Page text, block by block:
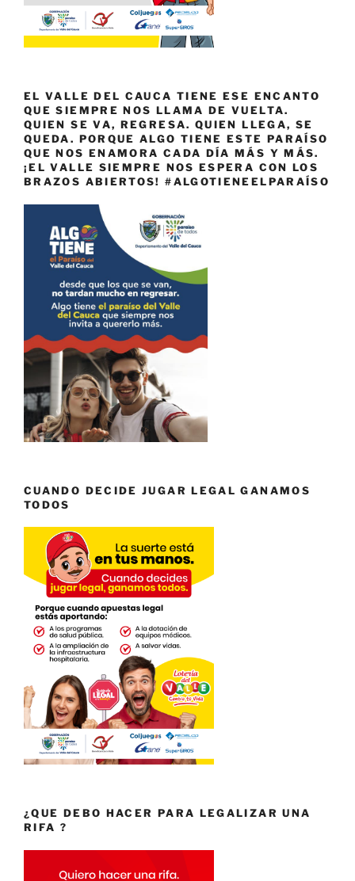
EL VALLE DEL CAUCA TIENE ESE ENCANTO
QUE SIEMPRE NOS LLAMA DE VUELTA.
QUIEN SE VA, REGRESA. QUIEN LLEGA, SE
QUEDA. PORQUE ALGO TIENE ESTE PARAÍSO
QUE NOS ENAMORA CADA DÍA MÁS Y MÁS.
¡EL VALLE SIEMPRE NOS ESPERA CON LOS
BRAZOS ABIERTOS! #ALGOTIENEELPARAÍSO
CUANDO DECIDE JUGAR LEGAL GANAMOS
TODOS
¿QUE DEBO HACER PARA LEGALIZAR UNA
RIFA ?